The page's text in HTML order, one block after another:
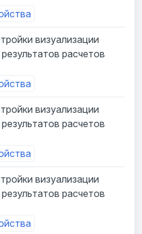
визуализации
расчетов
визуализации
расчетов
визуализации
расчетов